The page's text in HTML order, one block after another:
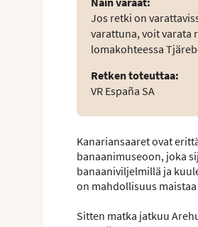
Jos retki on
varattuna, voit varata
lomakohteessa
Retken toteuttaa:
VR España SA
Kanariansaaret ovat
banaanimuseoon, joka
banaaniviljelmillä ja
on mahdollisuus
Sitten matka jatkuu